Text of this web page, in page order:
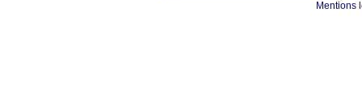
Mentions